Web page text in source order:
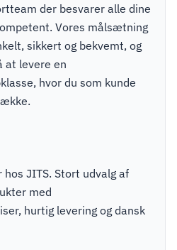
der besvarer alle dine
Vores målsætning
sikkert og bekvemt, og
at levere en
hvor du som kunde
JITS. Stort udvalg af
med
hurtig levering og dansk